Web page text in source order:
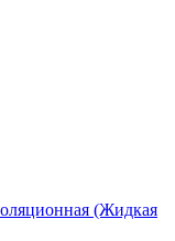
(Жидкая